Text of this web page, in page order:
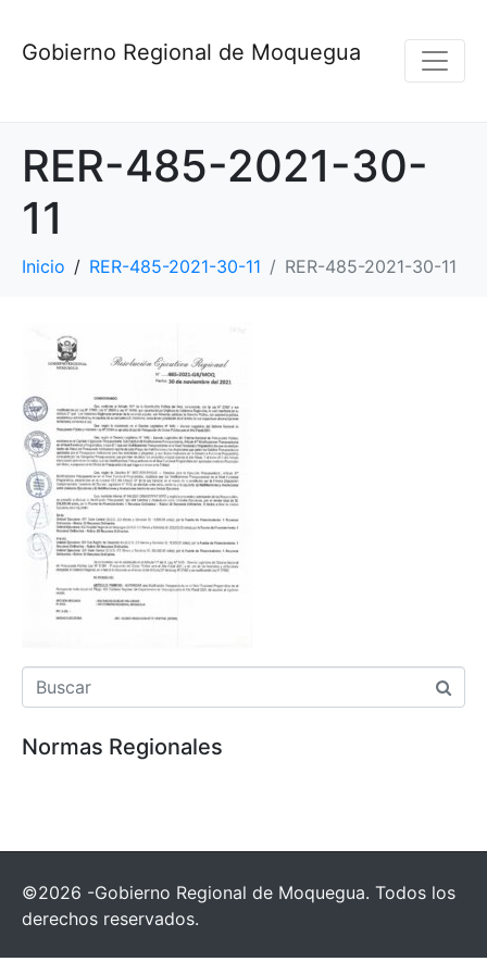
Gobierno Regional de Moquegua
RER-485-2021-30-
11
Inicio RER-485-2021-30-11 RER-485-2021-30-11
Normas Regionales
©2026 -Gobierno Regional de Moquegua. Todos los
derechos reservados.